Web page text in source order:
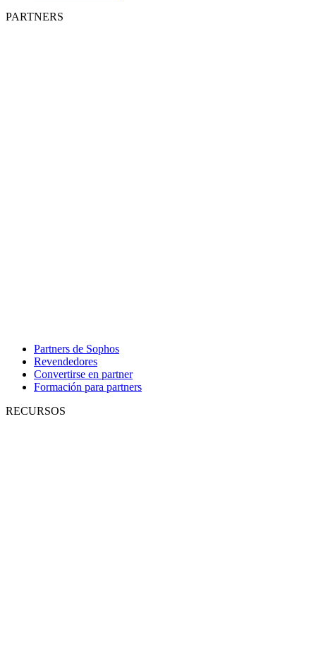
PARTNERS
Partners de Sophos
Revendedores
Convertirse en partner
Formación para partners
RECURSOS